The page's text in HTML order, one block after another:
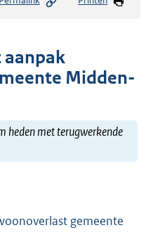
aanpak
Midden-
met terugwerkende
gemeente